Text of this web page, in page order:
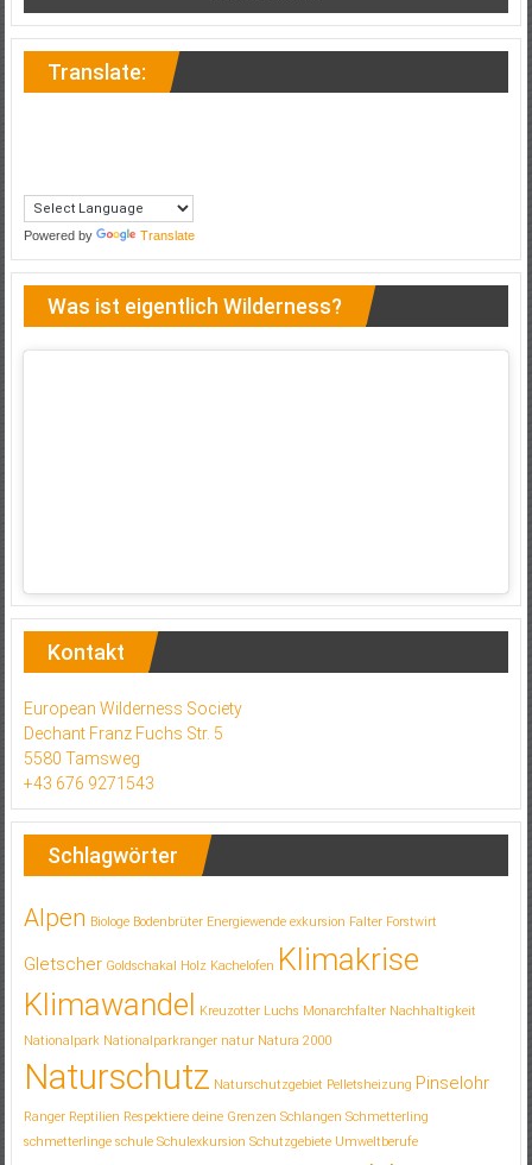
Translate:
Powered by Translate
Was ist eigentlich Wilderness?
Kontakt
European Wilderness Society
Dechant Franz Fuchs Str. 5
5580 Tamsweg
+43 676 9271543
Schlagwörter
Alpen Biologe Bodenbrüter Energiewende exkursion Falter Forstwirt
Gletscher Goldschakal Holz Kachelofen Klimakrise
Klimawandel Kreuzotter Luchs Monarchfalter Nachhaltigkeit
Nationalpark Nationalparkranger natur Natura 2000
Naturschutz Naturschutzgebiet Pelletsheizung Pinselohr
Ranger Reptilien Respektiere deine Grenzen Schlangen Schmetterling
schmetterlinge schule Schulexkursion Schutzgebiete Umweltberufe